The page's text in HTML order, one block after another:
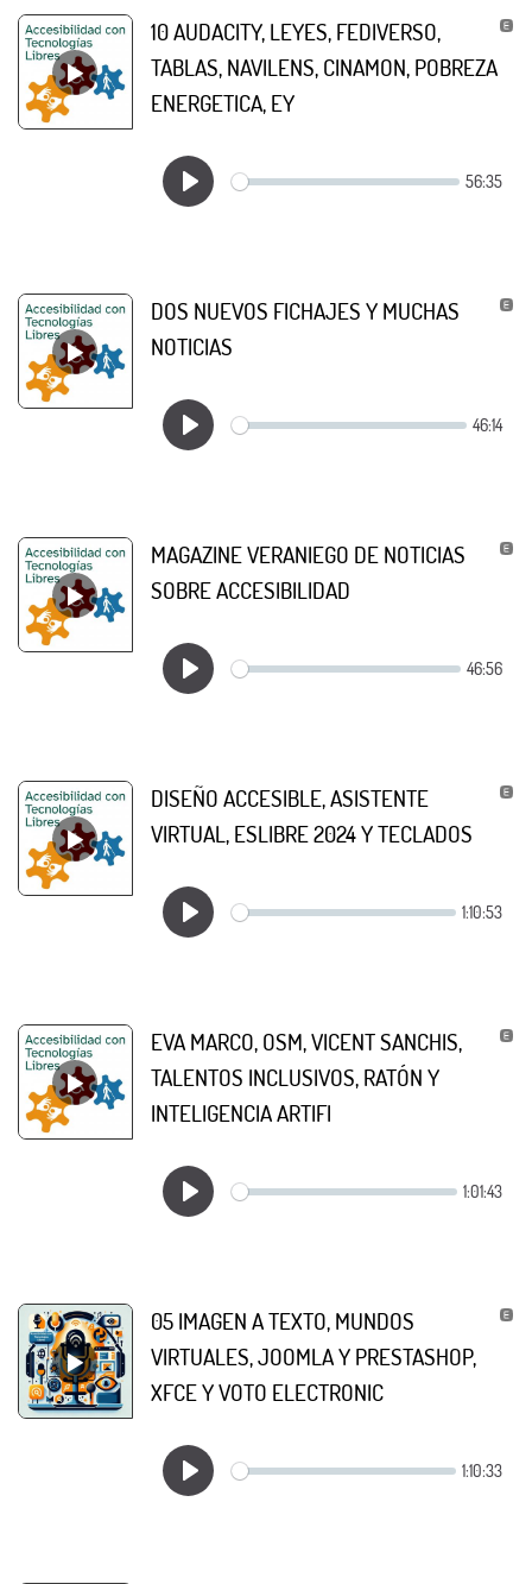
10 AUDACITY, LEYES, FEDIVERSO,
TABLAS, NAVILENS, CINAMON, POBREZA
ENERGETICA, EY
DOS NUEVOS FICHAJES Y MUCHAS
NOTICIAS
MAGAZINE VERANIEGO DE NOTICIAS
SOBRE ACCESIBILIDAD
DISEÑO ACCESIBLE, ASISTENTE
VIRTUAL, ESLIBRE 2024 Y TECLADOS
EVA MARCO, OSM, VICENT SANCHIS,
TALENTOS INCLUSIVOS, RATÓN Y
INTELIGENCIA ARTIFI
05 IMAGEN A TEXTO, MUNDOS
VIRTUALES, JOOMLA Y PRESTASHOP,
XFCE Y VOTO ELECTRONIC